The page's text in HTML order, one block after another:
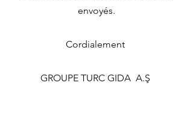
envoyés.
Cordialement
GROUPE TURC GIDA A.Ş